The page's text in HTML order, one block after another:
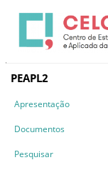
PEAPL2
Apresentação
Documentos
Pesquisar